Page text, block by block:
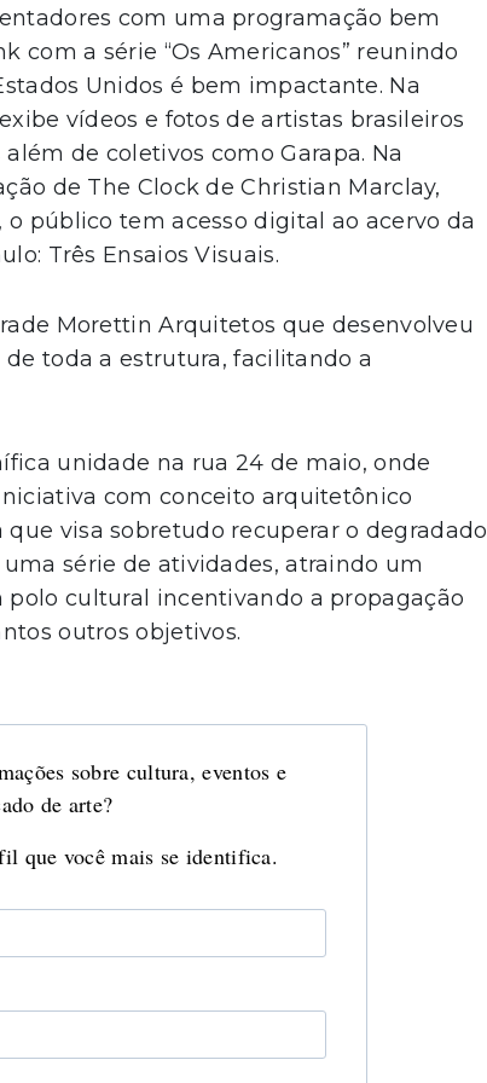
com uma programação bem
com a série “Os Americanos” reunindo
Unidos é bem impactante. Na
vídeos e fotos de artistas brasileiros
de coletivos como Garapa. Na
de The Clock de Christian Marclay,
público tem acesso digital ao acervo da
Três Ensaios Visuais.
Morettin Arquitetos que desenvolveu
toda a estrutura, facilitando a
unidade na rua 24 de maio, onde
com conceito arquitetônico
visa sobretudo recuperar o degradado
série de atividades, atraindo um
cultural incentivando a propagação
outros objetivos.
sobre cultura, eventos e
de arte?
que você mais se identifica.